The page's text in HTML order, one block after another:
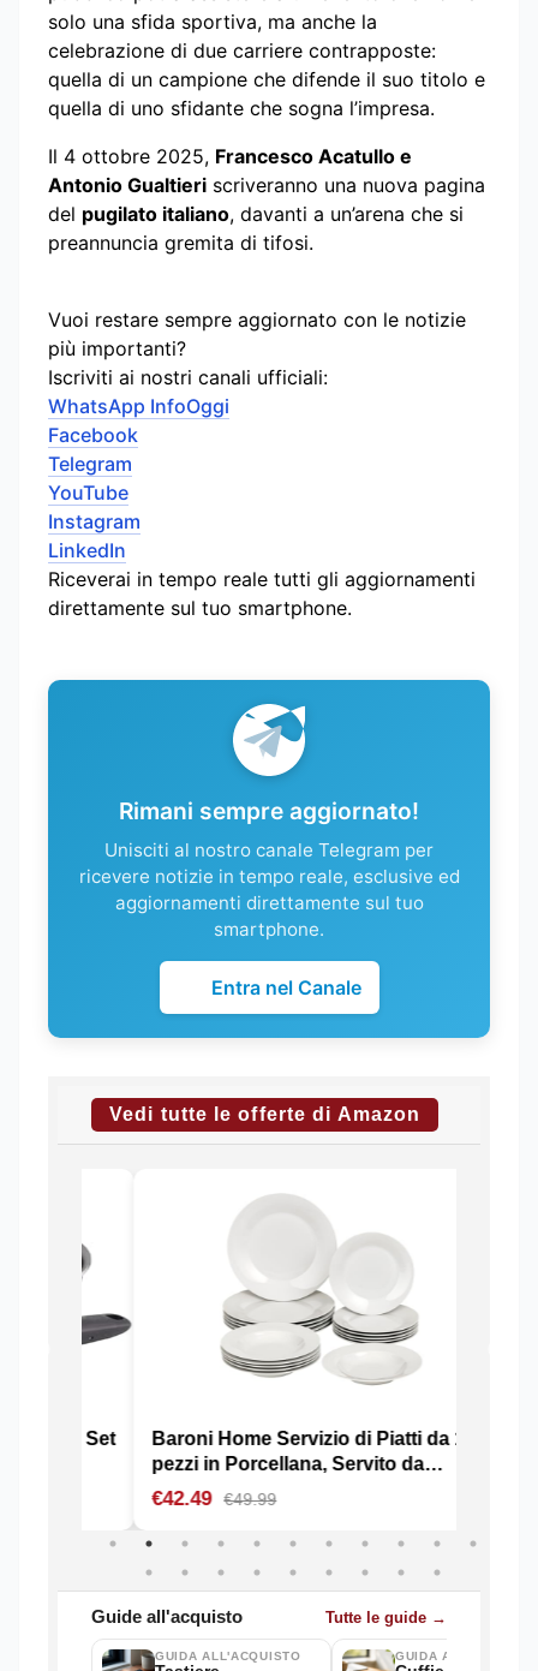
solo una sfida sportiva, ma anche la
celebrazione di due carriere contrapposte:
quella di un campione che difende il suo titolo e
quella di uno sfidante che sogna l’impresa.
Il 4 ottobre 2025, Francesco Acatullo e
Antonio Gualtieri scriveranno una nuova pagina
del pugilato italiano, davanti a un’arena che si
preannuncia gremita di tifosi.
Vuoi restare sempre aggiornato con le notizie
più importanti?
Iscriviti ai nostri canali ufficiali:
WhatsApp InfoOggi
Facebook
Telegram
YouTube
Instagram
LinkedIn
Riceverai in tempo reale tutti gli aggiornamenti
direttamente sul tuo smartphone.
Rimani sempre aggiornato!
Unisciti al nostro canale Telegram per
ricevere notizie in tempo reale, esclusive ed
aggiornamenti direttamente sul tuo
smartphone.
Entra nel Canale